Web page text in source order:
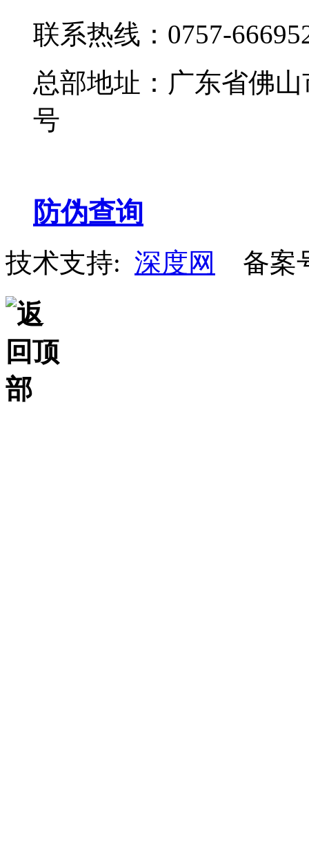
联系热线：0757-
总部地址：广东省佛
号
防伪查询
技术支持: 深度网 备案